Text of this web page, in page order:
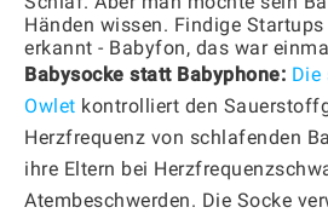
Händen wissen. Findige Startups
erkannt - Babyfon, das war
Babysocke statt Babyphone: Die
Owlet kontrolliert den
Herzfrequenz von schlafenden
ihre Eltern bei
Atembeschwerden. Die Socke